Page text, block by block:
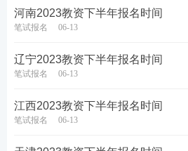
河南2023教资下半年报名时间
笔试报名 06-13
辽宁2023教资下半年报名时间
笔试报名 06-13
江西2023教资下半年报名时间
笔试报名 06-13